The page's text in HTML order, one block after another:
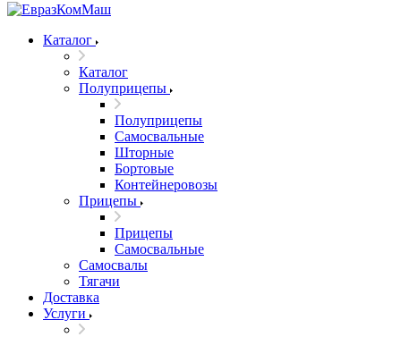
Каталог
Каталог
Полуприцепы
Полуприцепы
Самосвальные
Шторные
Бортовые
Контейнеровозы
Прицепы
Прицепы
Самосвальные
Самосвалы
Тягачи
Доставка
Услуги